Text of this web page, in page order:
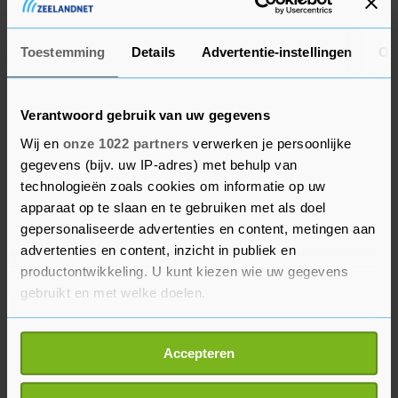
Toestemming Details Advertentie-instellingen
Verantwoord gebruik van uw gegevens
Wij en onze 1022 partners verwerken je persoonlijke
gegevens (bijv. uw IP-adres) met behulp van
technologieën zoals cookies om informatie op uw
apparaat op te slaan en te gebruiken met als doel
gepersonaliseerde advertenties en content, metingen aan
advertenties en content, inzicht in publiek en
productontwikkeling. U kunt kiezen wie uw gegevens
gebruikt en met welke doelen.
Als u het toestaat, willen we ook graag:
Informatie verzamelen over uw geografische
locatie, die tot een paar meter nauwkeurig kan zijn
Accepteren
Drankgebruik op platteland
Bij het roken blijkt verschil te zitten tussen
opleidingsniveaus. Van de vmbo'ers heeft bijna
een kwart weleens gerookt. Op het vwo is dit 12
procent. Fors drankgebruik (binge drinken) komt
vooral voor op het platteland, zoals West-
Brabant, Friesland en Twente. In steden als
Amsterdam en Den Haag gebeurt dit aanzienlijk
minder vaak.
Volgens de instituten zijn meer maatregelen
nodig om de doelen van het zogenoemde
Nationale Preventieakkoord te halen. In 2018
stelde de overheid als doel dat minderjarigen
over een tijdje niet meer roken en geen alcohol